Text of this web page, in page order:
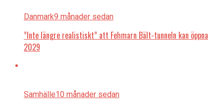
Danmark9 månader sedan
”Inte längre realistiskt” att Fehmarn Bält-tunneln kan öppna
2029
Samhälle10 månader sedan